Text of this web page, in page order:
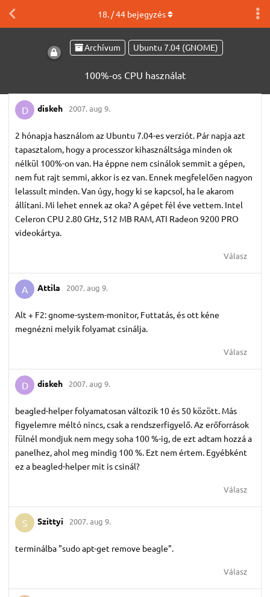
Archívum Ubuntu 7.04 (GNOME)
100%-os CPU használat
18. /44bejegyzés
D diskeh 2007. aug 9.
2 hónapja használom az Ubuntu 7.04-es verziót. Pár napja azt
tapasztalom, hogy a processzor kihasználtsága minden ok
nélkül 100%-on van. Ha éppne nem csinálok semmit a gépen,
nem fut rajt semmi, akkor is ez van. Ennek megfelelően nagyon
lelassult minden. Van úgy, hogy ki se kapcsol, ha le akarom
állítani. Mi lehet ennek az oka? A gépet fél éve vettem. Intel
Celeron CPU 2.80 GHz, 512 MB RAM, ATI Radeon 9200 PRO
videokártya.
Válasz
A Attila 2007. aug 9.
Alt + F2: gnome-system-monitor, Futtatás, és ott kéne
megnézni melyik folyamat csinálja.
Válasz
D diskeh 2007. aug 9.
beagled-helper folyamatosan változik 10 és 50 között. Más
figyelemre méltó nincs, csak a rendszerfigyelő. Az erőforrások
fülnél mondjuk nem megy soha 100 %-ig, de ezt adtam hozzá a
panelhez, ahol meg mindig 100 %. Ezt nem értem. Egyébként
ez a beagled-helper mit is csinál?
Válasz
S Szittyi 2007. aug 9.
terminálba "sudo apt-get remove beagle".
Válasz